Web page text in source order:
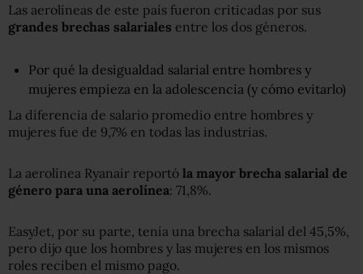
Las aerolíneas de este país fueron criticadas por sus
grandes brechas salariales entre los dos géneros.
Por qué la desigualdad salarial entre hombres y
mujeres empieza en la adolescencia (y cómo evitarlo)
La diferencia de salario promedio entre hombres y
mujeres fue de 9,7% en todas las industrias.
La aerolínea Ryanair reportó la mayor brecha salarial de
género para una aerolínea: 71,8%.
EasyJet, por su parte, tenía una brecha salarial del 45,5%,
pero dijo que los hombres y las mujeres en los mismos
roles reciben el mismo pago.